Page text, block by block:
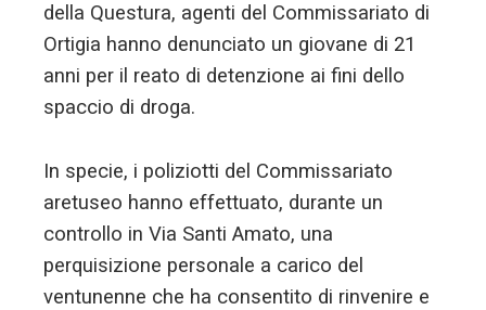
della Questura, agenti del Commissariato di
Ortigia hanno denunciato un giovane di 21
anni per il reato di detenzione ai fini dello
spaccio di droga.
In specie, i poliziotti del Commissariato
aretuseo hanno effettuato, durante un
controllo in Via Santi Amato, una
perquisizione personale a carico del
ventunenne che ha consentito di rinvenire e